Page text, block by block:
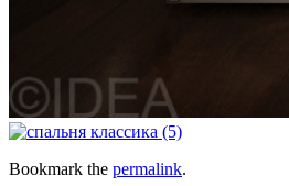
Bookmark the permalink.